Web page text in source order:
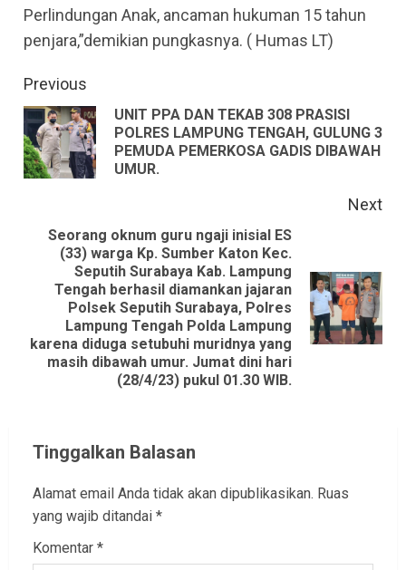
Perlindungan Anak, ancaman hukuman 15 tahun
penjara,”demikian pungkasnya. ( Humas LT)
Continue
Reading
Previous
UNIT PPA DAN TEKAB 308 PRASISI
POLRES LAMPUNG TENGAH, GULUNG 3
PEMUDA PEMERKOSA GADIS DIBAWAH
UMUR.
Next
Seorang oknum guru ngaji inisial ES
(33) warga Kp. Sumber Katon Kec.
Seputih Surabaya Kab. Lampung
Tengah berhasil diamankan jajaran
Polsek Seputih Surabaya, Polres
Lampung Tengah Polda Lampung
karena diduga setubuhi muridnya yang
masih dibawah umur. Jumat dini hari
(28/4/23) pukul 01.30 WIB.
Tinggalkan Balasan
Alamat email Anda tidak akan dipublikasikan. Ruas
yang wajib ditandai *
Komentar *